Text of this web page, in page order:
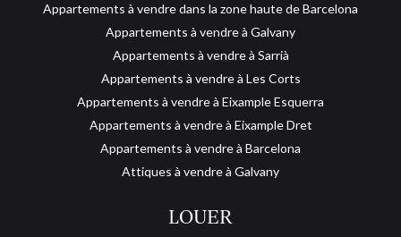
Appartements à vendre dans la zone haute de Barcelona
Appartements à vendre à Galvany
Appartements à vendre à Sarrià
Appartements à vendre à Les Corts
Appartements à vendre à Eixample Esquerra
Appartements à vendre à Eixample Dret
Appartements à vendre à Barcelona
Attiques à vendre à Galvany
LOUER